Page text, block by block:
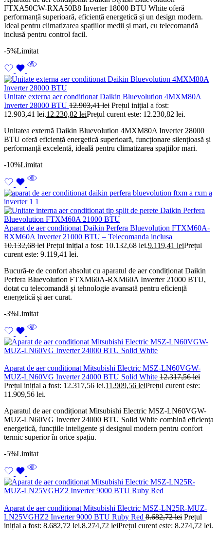
FTXA50CW-RXA50B8 Inverter 18000 BTU White oferă
performanță superioară, eficiență energetică și un design modern.
Ideal pentru climatizarea spațiilor medii și mari, cu telecomandă
inclusă pentru control facil.
-5%Limitat
Unitate externa aer conditionat Daikin Bluevolution 4MXM80A
Inverter 28000 BTU 12.903,41lei Prețul inițial a fost:
12.903,41 lei.12.230,82 leiPrețul curent este: 12.230,82 lei.
Unitatea externă Daikin Bluevolution 4MXM80A Inverter 28000
BTU oferă eficiență energetică superioară, funcționare silențioasă și
performanță excelentă, ideală pentru climatizarea spațiilor mari.
-10%Limitat
Aparat de aer conditionat Daikin Perfera Bluevolution FTXM60A-
RXM60A Inverter 21000 BTU – Telecomanda inclusa
10.132,68lei Prețul inițial a fost: 10.132,68 lei.9.119,41 leiPrețul
curent este: 9.119,41 lei.
Bucură-te de confort absolut cu aparatul de aer condiționat Daikin
Perfera Bluevolution FTXM60A-RXM60A Inverter 21000 BTU,
dotat cu telecomandă și tehnologie avansată pentru eficiență
energetică și aer curat.
-3%Limitat
Aparat de aer conditionat Mitsubishi Electric MSZ-LN60VGW-
MUZ-LN60VG Inverter 24000 BTU Solid White 12.317,56lei
Prețul inițial a fost: 12.317,56 lei.11.909,56 leiPrețul curent este:
11.909,56 lei.
Aparatul de aer condiționat Mitsubishi Electric MSZ-LN60VGW-
MUZ-LN60VG Inverter 24000 BTU Solid White combină eficiența
energetică, funcțiile inteligente și designul modern pentru confort
termic superior în orice spațiu.
-5%Limitat
Aparat de aer conditionat Mitsubishi Electric MSZ-LN25R-MUZ-
LN25VGHZ2 Inverter 9000 BTU Ruby Red 8.682,72lei Prețul
inițial a fost: 8.682,72 lei.8.274,72 leiPrețul curent este: 8.274,72 lei.